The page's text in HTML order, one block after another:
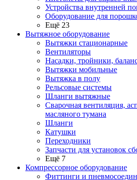
Устройства внутренней
Оборудование для
Ещё 23
Вытяжное оборудование
Вытяжки стационарные
Вентиляторы
Насадки, тройники,
Вытяжки мобильные
Вытяжка в полу
Рельсовые системы
Шланги вытяжные
Сварочная вентиляция,
масляного тумана
Шланги
Катушки
Переходники
Запчасти для установок
Ещё 7
Компрессорное оборудование
Фиттинги и